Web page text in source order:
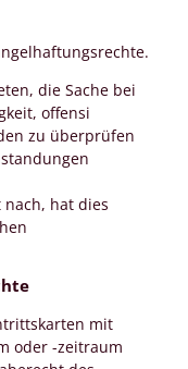
die Sache bei
offensi
zu überprüfen
hat dies
mit
oder -zeitraum